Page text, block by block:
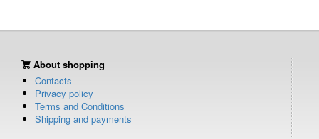
About shopping
Contacts
Privacy policy
Terms and Conditions
Shipping and payments